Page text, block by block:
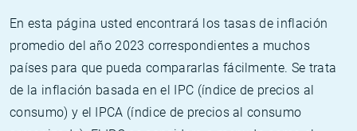
En esta página usted encontrará los tasas de inflación
promedio del año 2023 correspondientes a muchos
países para que pueda compararlas fácilmente. Se trata
de la inflación basada en el IPC (índice de precios al
consumo) y el IPCA (índice de precios al consumo